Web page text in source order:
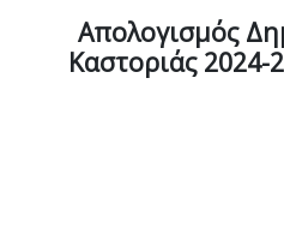
Απολογισμός
Καστοριάς